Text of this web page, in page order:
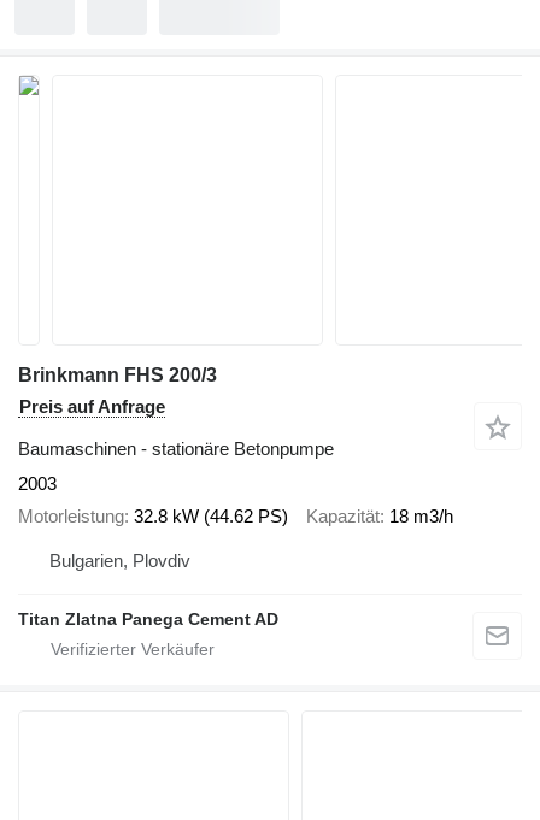
Brinkmann FHS 200/3
Preis auf Anfrage
Baumaschinen - stationäre Betonpumpe
2003
Motorleistung 32.8 kW (44.62 PS) Kapazität 18 m3/h
Bulgarien, Plovdiv
Titan Zlatna Panega Cement AD